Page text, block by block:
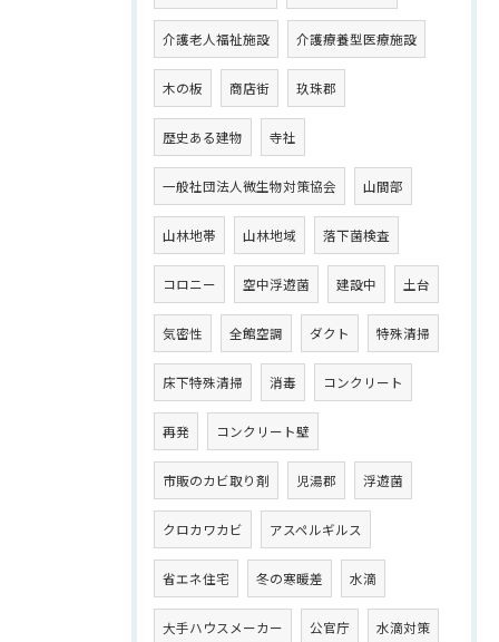
介護老人福祉施設 介護療養型医療施設
木の板 商店街 玖珠郡
歴史ある建物 寺社
一般社団法人微生物対策協会 山間部
山林地帯 山林地域 落下菌検査
コロニー 空中浮遊菌 建設中 土台
気密性 全館空調 ダクト 特殊清掃
床下特殊清掃 消毒 コンクリート
再発 コンクリート壁
市販のカビ取り剤 児湯郡 浮遊菌
クロカワカビ アスペルギルス
省エネ住宅 冬の寒暖差 水滴
大手ハウスメーカー 公官庁 水滴対策